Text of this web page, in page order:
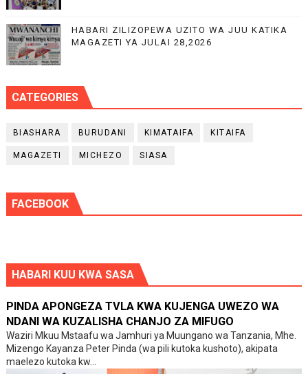
HABARI ZILIZOPEWA UZITO WA JUU KATIKA
MAGAZETI YA JULAI 28,2026
CATEGORIES
BIASHARA BURUDANI KIMATAIFA KITAIFA
MAGAZETI MICHEZO SIASA
FACEBOOK
HABARI KUU KWA SASA
PINDA APONGEZA TVLA KWA KUJENGA UWEZO WA
NDANI WA KUZALISHA CHANJO ZA MIFUGO
Waziri Mkuu Mstaafu wa Jamhuri ya Muungano wa Tanzania, Mhe.
Mizengo Kayanza Peter Pinda (wa pili kutoka kushoto), akipata
maelezo kutoka kw...